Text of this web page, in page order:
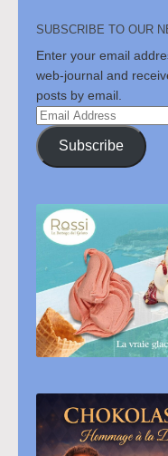
SUBSCRIBE TO OUR
Enter your email
web-journal and
posts by email.
Email
Address
Subscribe